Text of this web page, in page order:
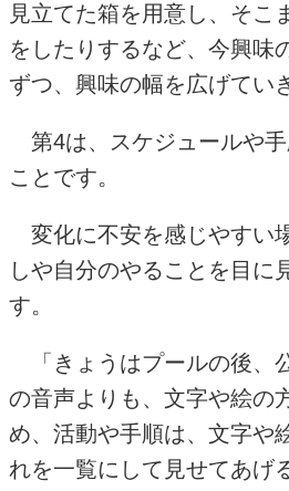
見立てた箱を用意し、そこ
をしたりするなど、今興味
ずつ、興味の幅を広げてい
第4は、スケジュールや
ことです。
変化に不安を感じやすい
しや自分のやることを目に
す。
「きょうはプールの後、
の音声よりも、文字や絵の
め、活動や手順は、文字や
れを一覧にして見せてあげ